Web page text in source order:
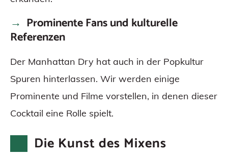
Prominente Fans und kulturelle
Referenzen
Der Manhattan Dry hat auch in der Popkultur
Spuren hinterlassen. Wir werden einige
Prominente und Filme vorstellen, in denen dieser
Cocktail eine Rolle spielt.
Die Kunst des Mixens